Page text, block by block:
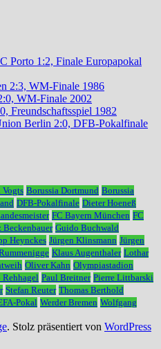
Porto 1:2, Finale Europapokal
2:3, WM-Finale 1986
WM-Finale 2002
Freundschaftsspiel 1982
Berlin 2:0, DFB-Pokalfinale
Borussia Dortmund Borussia
DFB-Pokalfinale Dieter Hoeneß
FC Bayern München FC
Beckenbauer Guido Buchwald
Heynckes Jürgen Klinsmann Jürgen
Klaus Augenthaler Lothar
Oliver Kahn Olympiastadion
Rehhagel Paul Breitner Pierre Littbarski
Stefan Reuter Thomas Berthold
Pokal Werder Bremen Wolfgang
. Stolz präsentiert von WordPress